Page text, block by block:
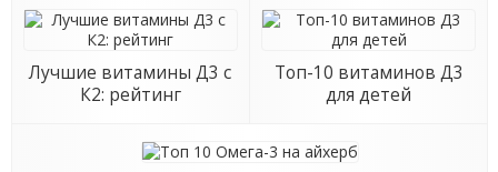
Лучшие витамины Д3 с
К2: рейтинг
Топ-10 витаминов Д3
для детей